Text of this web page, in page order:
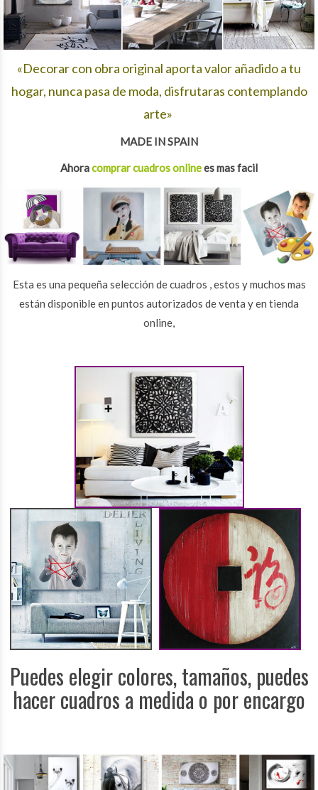
«Decorar con obra original aporta valor añadido a tu
hogar, nunca pasa de moda, disfrutaras contemplando
arte»
MADE IN SPAIN
Ahoracomprar cuadros onlinees mas facil
Esta es una pequeña selección de cuadros , estos y muchos mas
están disponible en puntos autorizados de venta y en tienda
online,
Puedes elegir colores, tamaños, puedes
hacer cuadros a medida o por encargo